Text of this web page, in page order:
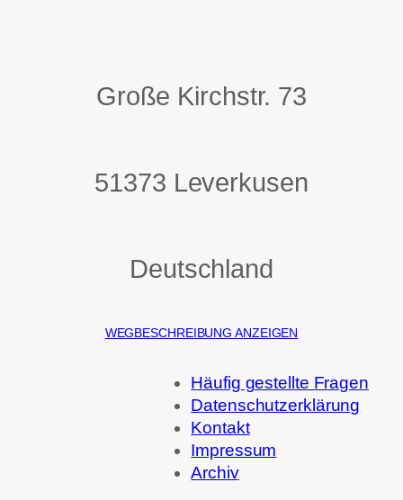
Große Kirchstr. 73
51373 Leverkusen
Deutschland
WEGBESCHREIBUNG ANZEIGEN
Häufig gestellte Fragen
Datenschutzerklärung
Kontakt
Impressum
Archiv